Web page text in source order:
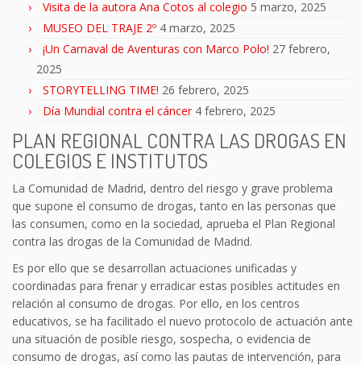
Visita de la autora Ana Cotos al colegio 5 marzo, 2025
MUSEO DEL TRAJE 2º 4 marzo, 2025
¡Un Carnaval de Aventuras con Marco Polo! 27 febrero,
2025
STORYTELLING TIME! 26 febrero, 2025
Día Mundial contra el cáncer 4 febrero, 2025
PLAN REGIONAL CONTRA LAS DROGAS EN
COLEGIOS E INSTITUTOS
La Comunidad de Madrid, dentro del riesgo y grave problema
que supone el consumo de drogas, tanto en las personas que
las consumen, como en la sociedad, aprueba el Plan Regional
contra las drogas de la Comunidad de Madrid.
Es por ello que se desarrollan actuaciones unificadas y
coordinadas para frenar y erradicar estas posibles actitudes en
relación al consumo de drogas. Por ello, en los centros
educativos, se ha facilitado el nuevo protocolo de actuación ante
una situación de posible riesgo, sospecha, o evidencia de
consumo de drogas, así como las pautas de intervención, para